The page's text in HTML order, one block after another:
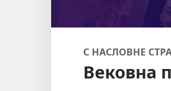
С НАСЛОВНЕ
Вековна